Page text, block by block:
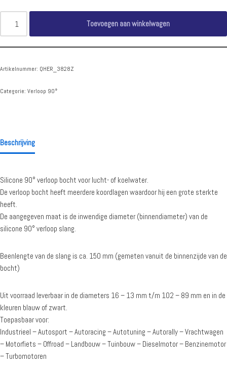
Toevoegen aan winkelwagen
Artikelnummer: QHER_3828Z
Categorie: Verloop 90°
Beschrijving
Silicone 90° verloop bocht voor lucht- of koelwater.
De verloop bocht heeft meerdere koordlagen waardoor hij een grote sterkte
heeft.
De aangegeven maat is de inwendige diameter (binnendiameter) van de
silicone 90° verloop slang.
Beenlengte van de slang is ca. 150 mm (gemeten vanuit de binnenzijde van de
bocht)
Uit voorraad leverbaar in de diameters 16 – 13 mm t/m 102 – 89 mm en in de
kleuren blauw of zwart.
Toepasbaar voor:
Industrieel – Autosport – Autoracing – Autotuning – Autorally – Vrachtwagen
– Motorfiets – Offroad – Landbouw – Tuinbouw – Dieselmotor – Benzinemotor
– Turbomotoren